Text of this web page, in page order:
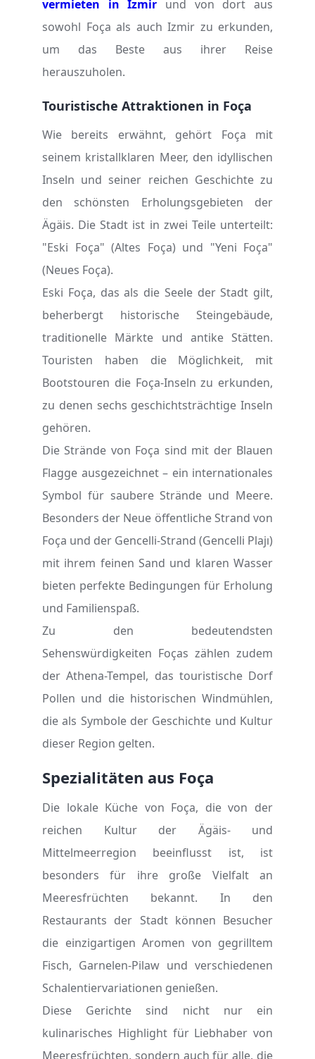
vermieten in Izmir und von dort aus
sowohl Foça als auch Izmir zu erkunden,
um das Beste aus ihrer Reise
herauszuholen.
Touristische Attraktionen in Foça
Wie bereits erwähnt, gehört Foça mit
seinem kristallklaren Meer, den idyllischen
Inseln und seiner reichen Geschichte zu
den schönsten Erholungsgebieten der
Ägäis. Die Stadt ist in zwei Teile unterteilt:
"Eski Foça" (Altes Foça) und "Yeni Foça"
(Neues Foça).
Eski Foça, das als die Seele der Stadt gilt,
beherbergt historische Steingebäude,
traditionelle Märkte und antike Stätten.
Touristen haben die Möglichkeit, mit
Bootstouren die Foça-Inseln zu erkunden,
zu denen sechs geschichtsträchtige Inseln
gehören.
Die Strände von Foça sind mit der Blauen
Flagge ausgezeichnet – ein internationales
Symbol für saubere Strände und Meere.
Besonders der Neue öffentliche Strand von
Foça und der Gencelli-Strand (Gencelli Plajı)
mit ihrem feinen Sand und klaren Wasser
bieten perfekte Bedingungen für Erholung
und Familienspaß.
Zu den bedeutendsten
Sehenswürdigkeiten Foças zählen zudem
der Athena-Tempel, das touristische Dorf
Pollen und die historischen Windmühlen,
die als Symbole der Geschichte und Kultur
dieser Region gelten.
Spezialitäten aus Foça
Die lokale Küche von Foça, die von der
reichen Kultur der Ägäis- und
Mittelmeerregion beeinflusst ist, ist
besonders für ihre große Vielfalt an
Meeresfrüchten bekannt. In den
Restaurants der Stadt können Besucher
die einzigartigen Aromen von gegrilltem
Fisch, Garnelen-Pilaw und verschiedenen
Schalentiervariationen genießen.
Diese Gerichte sind nicht nur ein
kulinarisches Highlight für Liebhaber von
Meeresfrüchten, sondern auch für alle, die